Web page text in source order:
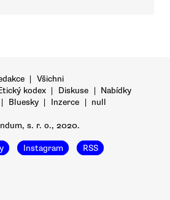
| Všichni
kodex | Diskuse | Nabídky
| Bluesky | Inzerce | null
s. r. o., 2020.
Instagram RSS